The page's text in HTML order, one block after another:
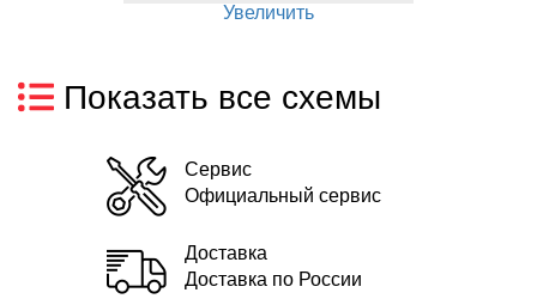
Увеличить
Показать все схемы
Сервис
Официальный сервис
Доставка
Доставка по России